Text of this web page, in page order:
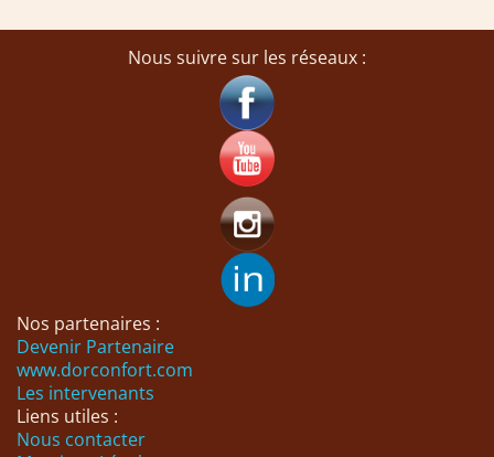
Nous suivre sur les réseaux :
Nos partenaires :
Devenir Partenaire
www.dorconfort.com
Les intervenants
Liens utiles :
Nous contacter